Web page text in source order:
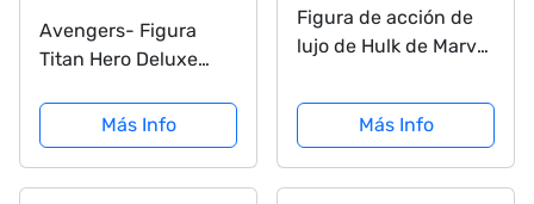
Avengers- Figura
Titan Hero Deluxe
E74755L0)Más Info
Figura de acción de
lujo de Hulk de Marvel
Series Blast Gear,
juguete de 30 cm,
4 años
Más Info